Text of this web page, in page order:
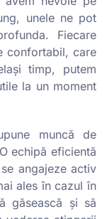
unele ne pot
Fiecare
confortabil, care
timp, putem
la un moment
muncă de
echipă eficientă
angajeze activ
ales în cazul în
găsească și să